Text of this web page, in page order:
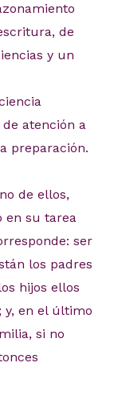
de
y un
atención a
preparación.
de ellos,
en su tarea
ser
los padres
hijos ellos
y, en el último
si no